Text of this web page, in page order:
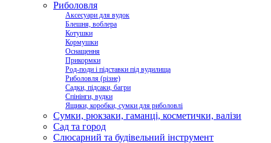
Риболовля
Аксесуари для вудок
Блешня, воблера
Котушки
Кормушки
Оснащення
Прикормки
Род-поди і підставки під вудилища
Риболовля (різне)
Садки, підсаки, багри
Спінінги, вудки
Ящики, коробки, сумки для риболовлі
Сумки, рюкзаки, гаманці, косметички, валізи
Сад та город
Слюсарний та будівельний інструмент